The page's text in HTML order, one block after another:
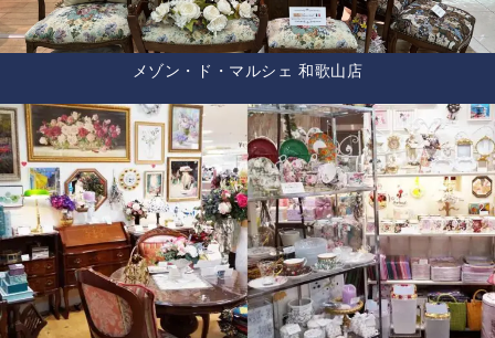
メゾン・ド・マルシェ 和歌山店